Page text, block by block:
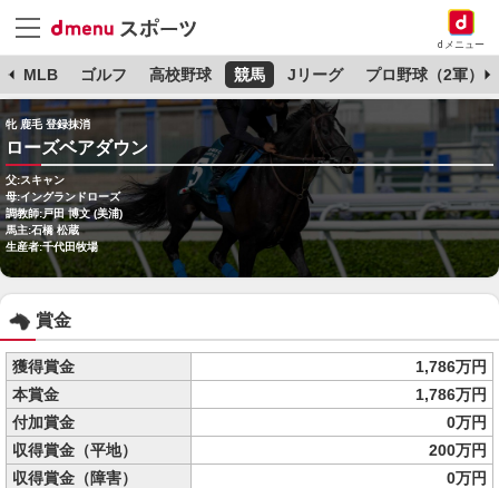
dメニュー
MLB ゴルフ 高校野球 競馬 Jリーグ プロ野球（2軍）
牝 鹿毛 登録抹消
ローズベアダウン
父:スキャン
母:イングランドローズ
調教師:戸田 博文 (美浦)
馬主:石橋 松蔵
生産者:千代田牧場
賞金
獲得賞金
1,786万円
本賞金
1,786万円
付加賞金
0万円
収得賞金（平地）
200万円
収得賞金（障害）
0万円